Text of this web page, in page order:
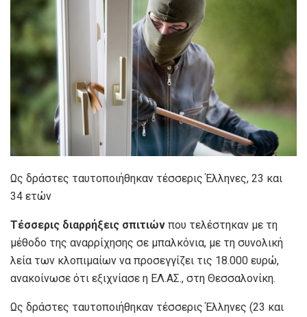
Ως δράστες ταυτοποιήθηκαν τέσσερις Έλληνες, 23 και
34 ετών
Τέσσερις διαρρήξεις σπιτιών που τελέστηκαν με τη
μέθοδο της αναρρίχησης σε μπαλκόνια, με τη συνολική
λεία των κλοπιμαίων να προσεγγίζει τις 18.000 ευρώ,
ανακοίνωσε ότι εξιχνίασε η ΕΛ.ΑΣ., στη Θεσσαλονίκη.
Ως δράστες ταυτοποιήθηκαν τέσσερις Έλληνες (23 και